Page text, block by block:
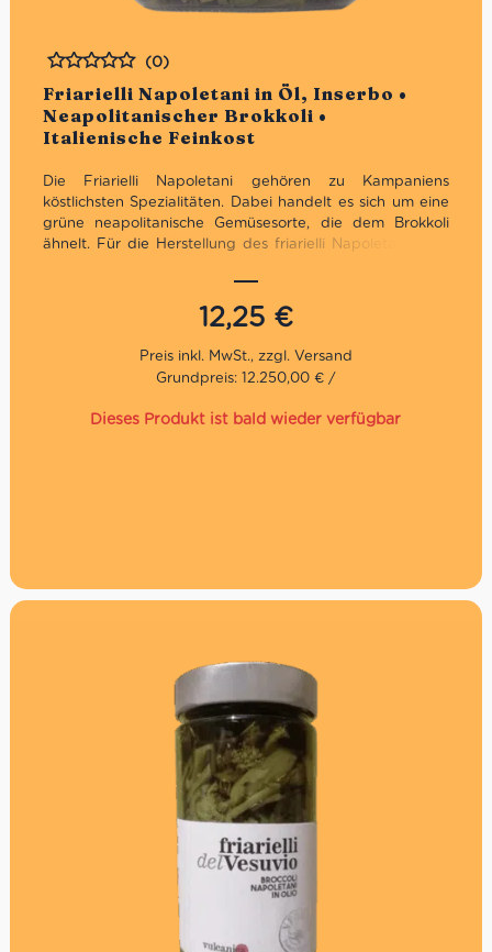
Friarielli Napoletani in Öl, Inserbo •
Neapolitanischer Brokkoli •
Italienische Feinkost
Bewertet
(0)
Die Friarielli Napoletani gehören zu Kampaniens
köstlichsten Spezialitäten. Dabei handelt es sich um eine
grüne neapolitanische Gemüsesorte, die dem Brokkoli
ähnelt. Für die Herstellung des friarielli Napoletani in Öl
verwendet. Mit der intensiven grünen Farbe und dem
einzigartigen Geschmack seiner Art, ist er ideal für die
Begleitung von gebratener Wurst, als Vorspeise und zum
Füllen von Pizzen.
12,25 €
Grundpreis: 12.250,00 € /
Dieses Produkt ist bald wieder verfügbar